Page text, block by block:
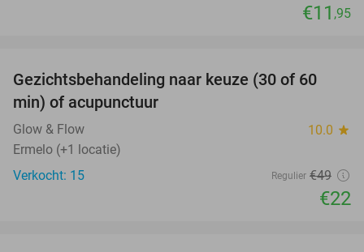
€11 ,95
55%
Gezichtsbehandeling naar keuze (30 of 60
min) of acupunctuur
Glow & Flow 10.0 star
Ermelo (+1 locatie)
Verkocht: 15
Regulier €49
€22